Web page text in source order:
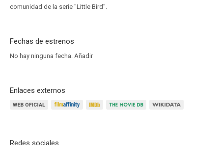
comunidad de la serie "Little Bird".
Fechas de estrenos
No hay ninguna fecha. Añadir
Enlaces externos
Redes sociales